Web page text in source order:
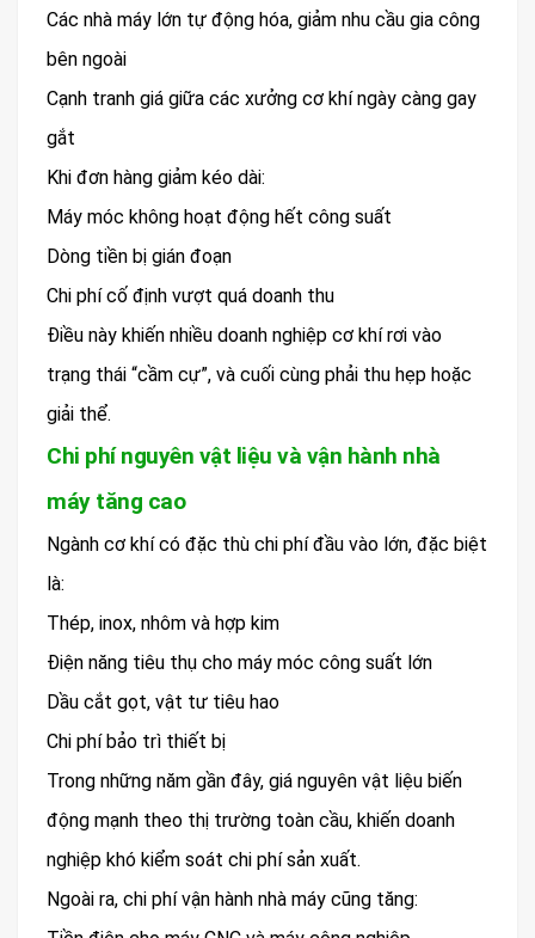
Các nhà máy lớn tự động hóa, giảm nhu cầu gia công
bên ngoài
Cạnh tranh giá giữa các xưởng cơ khí ngày càng gay
gắt
Khi đơn hàng giảm kéo dài:
Máy móc không hoạt động hết công suất
Dòng tiền bị gián đoạn
Chi phí cố định vượt quá doanh thu
Điều này khiến nhiều doanh nghiệp cơ khí rơi vào
trạng thái “cầm cự”, và cuối cùng phải thu hẹp hoặc
giải thể.
Chi phí nguyên vật liệu và vận hành nhà
máy tăng cao
Ngành cơ khí có đặc thù chi phí đầu vào lớn, đặc biệt
là:
Thép, inox, nhôm và hợp kim
Điện năng tiêu thụ cho máy móc công suất lớn
Dầu cắt gọt, vật tư tiêu hao
Chi phí bảo trì thiết bị
Trong những năm gần đây, giá nguyên vật liệu biến
động mạnh theo thị trường toàn cầu, khiến doanh
nghiệp khó kiểm soát chi phí sản xuất.
Ngoài ra, chi phí vận hành nhà máy cũng tăng: